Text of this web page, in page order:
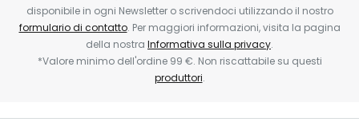
disponibile in ogni Newsletter o scrivendoci utilizzando il nostro
formulario di contatto. Per maggiori informazioni, visita la pagina
della nostra Informativa sulla privacy.
*Valore minimo dell'ordine 99 €. Non riscattabile su questi
produttori.